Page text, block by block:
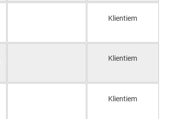
Klientiem
Klientiem
Klientiem